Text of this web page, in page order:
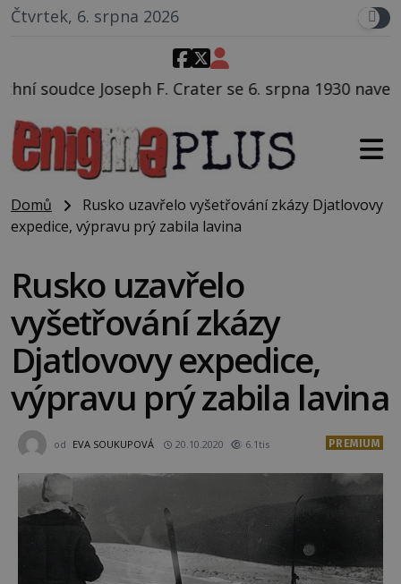
Čtvrtek, 6. srpna 2026
se 6. srpna 1930 navečeří ve své oblíbené
Domů
Rusko uzavřelo vyšetřování zkázy Djatlovovy
expedice, výpravu prý zabila lavina
Rusko uzavřelo
vyšetřování zkázy
Djatlovovy expedice,
výpravu prý zabila lavina
od EVA SOUKUPOVÁ 20.10.2020 6.1tis PREMIUM